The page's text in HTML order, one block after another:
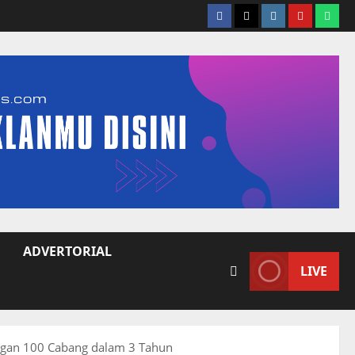
facebooktwitterinstagram.com
youtube
ADVERTORIAL
LIVE
100 Cabang dalam 3 Tahun